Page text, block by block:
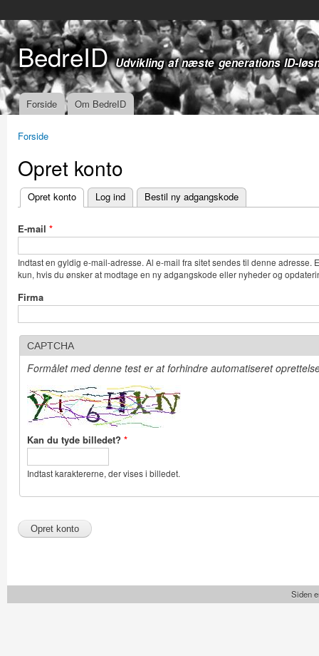
BedreID Udvikling af næste generations ID-
Hovedmenu
Forside Om BedreID
Forside
Opret konto
Primære faneblade
Opret konto (aktiv fane)
Log ind Bestil ny adgangskode
E-mail *
Indtast en gyldig e-mail-adresse. Al e-mail fra sitet sendes til denne adresse.
kun, hvis du ønsker at modtage en ny adgangskode eller nyheder og
Firma
CAPTCHA
Formålet med denne test er at forhindre automatiseret
Kan du tyde billedet? *
Indtast karaktererne, der vises i billedet.
Siden